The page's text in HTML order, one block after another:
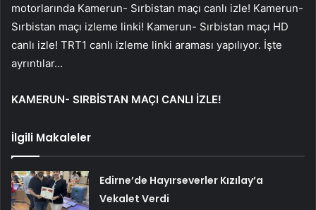
motorlarında Kamerun- Sırbistan maçı canlı izle! Kamerun-
Sırbistan maçı izleme linki! Kamerun- Sırbistan maçı HD
canlı izle! TRT1 canlı izleme linki araması yapılıyor. İşte
ayrıntılar…
KAMERUN- SIRBİSTAN MAÇI CANLI İZLE!
İlgili Makaleler
Edirne’de Hayırseverler Kızılay’a
Vekalet Verdi